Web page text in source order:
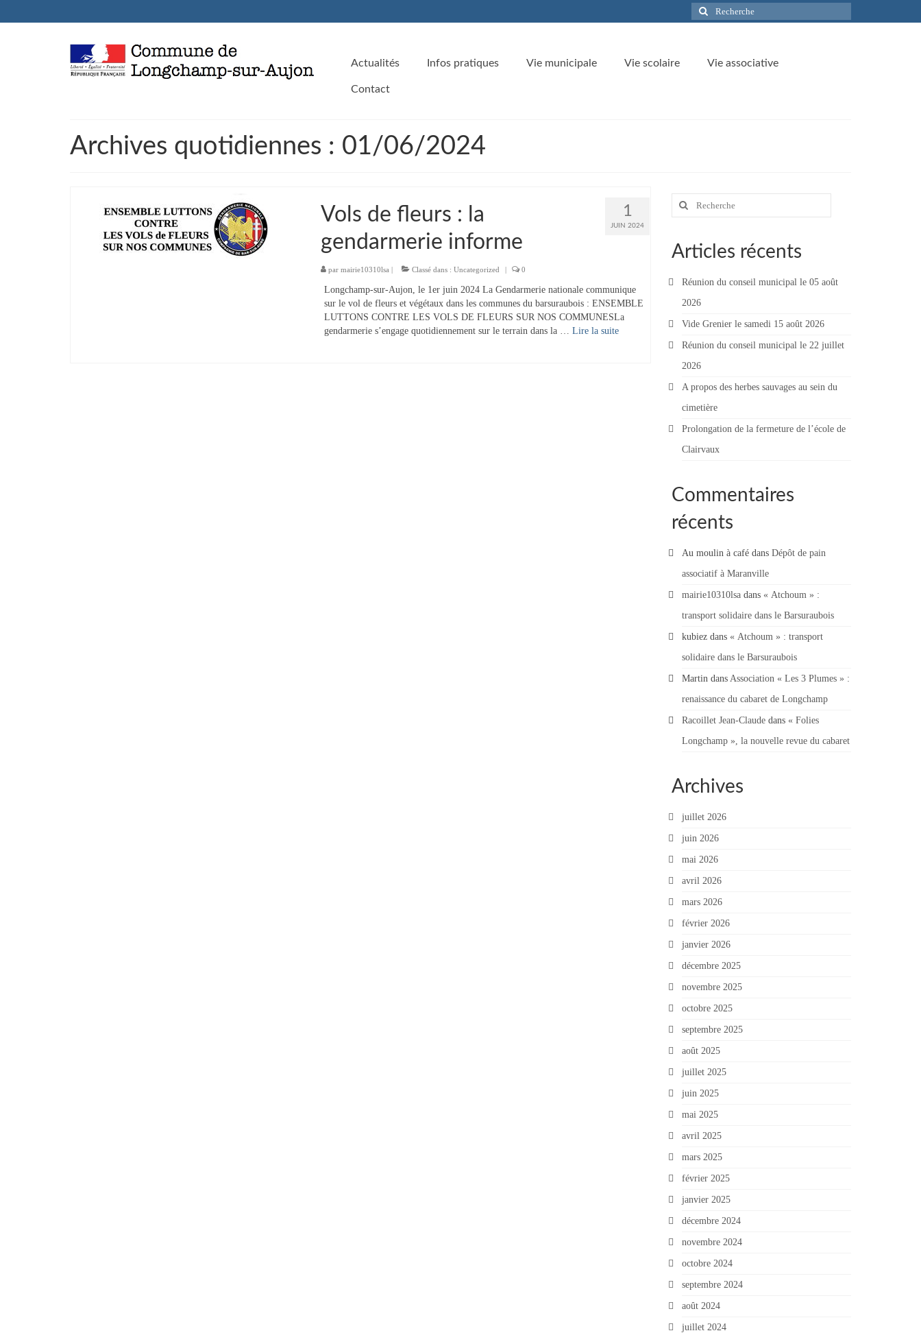
Rechercher
:
Actualités Infos pratiques Vie municipale Vie scolaire Vie associative
Contact
Archives quotidiennes : 01/06/2024
1
JUIN 2024
Vols de fleurs : la
gendarmerie informe
par mairie10310lsa | Classé dans : Uncategorized | 0
Longchamp-sur-Aujon, le 1er juin 2024 La Gendarmerie nationale communique
sur le vol de fleurs et végétaux dans les communes du barsuraubois : ENSEMBLE
LUTTONS CONTRE LES VOLS DE FLEURS SUR NOS COMMUNESLa
gendarmerie s’engage quotidiennement sur le terrain dans la … Lire la suite­­
Rechercher
Articles récents
Réunion du conseil municipal le 05 août
2026
Vide Grenier le samedi 15 août 2026
Réunion du conseil municipal le 22 juillet
2026
A propos des herbes sauvages au sein du
cimetière
Prolongation de la fermeture de l’école de
Clairvaux
Commentaires
récents
Au moulin à cafédans Dépôt de pain
associatif à Maranville
mairie10310lsadans « Atchoum » :
transport solidaire dans le Barsuraubois
kubiezdans « Atchoum » : transport
solidaire dans le Barsuraubois
Martindans Association « Les 3 Plumes » :
renaissance du cabaret de Longchamp
Racoillet Jean-Claudedans « Folies
Longchamp », la nouvelle revue du cabaret
Archives
juillet 2026
juin 2026
mai 2026
avril 2026
mars 2026
février 2026
janvier 2026
décembre 2025
novembre 2025
octobre 2025
septembre 2025
août 2025
juillet 2025
juin 2025
mai 2025
avril 2025
mars 2025
février 2025
janvier 2025
décembre 2024
novembre 2024
octobre 2024
septembre 2024
août 2024
juillet 2024